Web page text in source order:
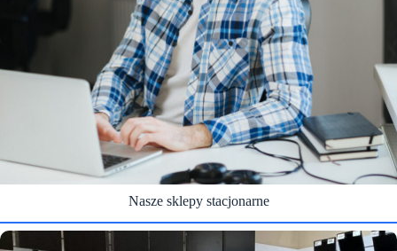
Nasze sklepy stacjonarne